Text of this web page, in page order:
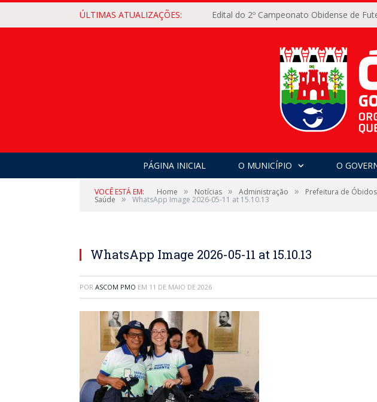
ÚLTIMAS ATUALIZAÇÕES: Edital do 2º Campeonato Obidense de
PÁGINA INICIAL O MUNICÍPIO O
VOCÊ ESTÁ EM: Home » Notícias » Administração » Prefeitura de
Saúde » WhatsApp Image 2026-05-11 at 15.10.13
WhatsApp Image 2026-05-11 at 15.10.13
POR ASCOM PMO EM 11 DE MAIO DE 2026